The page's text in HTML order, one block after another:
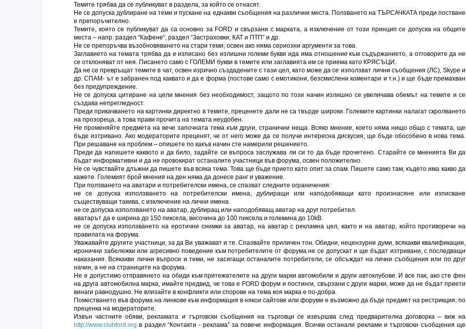
Темите трябва да се публикуват в раздела, за който се отнасят.
Не се допуска дублиране на теми и пускане на еднакви съобщения на различни места. Ползването на ТЪРСАЧКАТА преди постване
e препоръчително.
Темите, които се публикуват да са основно за FORD и свързани с марката, а изключение от този принцип се допуска на общите
места – напр. раздел “Кафене“, раздел “Застраховки, КАТ и ПТП” и др.
Не се препоръчва възобновяването на стари теми, освен ако няма сериозни аргументи за това.
Заглавието на темата трябва да е изписано без излишни големи букви ида има отношение към съдържанието, a отговорите да не
се отклоняват от нея. Писането само с ГОЛЕМИ букви в темите или заглавията им се приема като КРЯСЪЦИ.
Да не се превръщат темите в чат, освен изрично създадените с тази цел, като може да се използват лични съобщения (ЛС), Skype и
др. СПАМ- ът е забранен под каквато и да е форма (постове само с емотикони, безсмислени коментари и т.н.) и ще бъде премахван
без предупреждение.
Не се допуска цитиране на цели мнения без необходимост, защото по този начин излишно се увеличава обемът на темите и се
създава непрегледност.
Преди прикачването на картинки директно в темите, преценете дали не са твърде широки. Големите картинки налагат скролването
на прозореца, а това прави прочита на темата неудобен.
Не променяйте предмета на вече започната тема към други, странични неща. Всяко мнение, което няма нищо общо с темата, ще
бъде изтривано. Ако модераторите преценят, че от него може да се получи интересна дискусия, ще бъде обособено в нова тема.
При решаване на проблем – опишете по какъв начин сте намерили решението.
Преди да напишете каквото и да било, задайте си въпроса заслужава ли си то да бъде прочетено. Старайте се мненията Ви да
бъдат информативни и да не провокират останалите участници във форума, освен положително.
Не се чувствайте длъжни да пишете във всяка тема. Това ще бъде прието като опит за спам. Пишете само там, където има какво да
кажете. Големият брой мнения на ден няма да донесе ранг и уважение.
При ползването на аватари и потребителски имена, се спазват следните ограничения:
не се допуска използването на потребителски имена, дублиращи или наподобяващи като произнасяне или изписване
съществуващи такива, с изключение на лични имена.
не се допуска използването на аватар, дублиращ или наподобяващ аватар на друг потребител.
аватарът да е ширина до 150 пиксела, височина до 100 пиксела и големина до 10kB.
не се допуска използването на еротични снимки за аватар, на аватар с рекламна цел, както и на аватар, който противоречи на
правилата на форума.
Уважавайте другите участници, за да Ви уважават и те. Спазвайте приличен тон. Обидни, нецензурни думи, всякакви квалификации,
иронични забележки или агресивно поведение към потребителите от форума не се допускат и ще бъдат изтривани, с последващи
наказания. Всякакви лични въпроси и теми, не засягащи останалите потребители, се обсъждат на лични съобщения или по друг
начин, а не на страниците на форума.
Не е допустимо отправянето на обиди към притежателите на други марки автомобили и други автоклубове. И все пак, ако сте фен
на друга автомобилна марка, имайте предвид, че това е FORD форум и постинги, свързани с други марки, може да не бъдат приети
винаги равнодушно. Не влизайте в конфликти или спорове на тема коя марка е по-добра.
Поместването във форума на линкове към информация в някои сайтове или форуми е възможно да бъде предмет на рестрикция, по
преценка на модераторите.
Извън частните обяви, рекламата и търговски съобщения на търговци се извършва след предварителна договорка – виж на
http://www.clubford.org в раздел “Контакти - реклама” за повече информация. Всички останали реклами и търговски съобщения ще